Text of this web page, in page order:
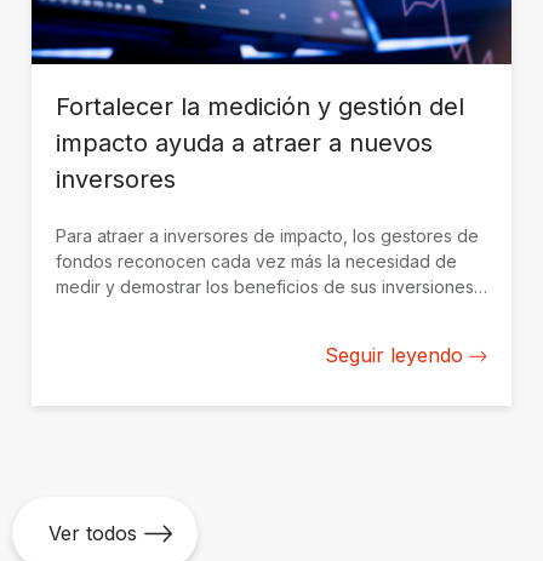
Fortalecer la medición y gestión del
impacto ayuda a atraer a nuevos
inversores
Para atraer a inversores de impacto, los gestores de
fondos reconocen cada vez más la necesidad de
medir y demostrar los beneficios de sus inversiones
desde cero su capacidad de medición y gestión del
Seguir leyendo
Ver todos